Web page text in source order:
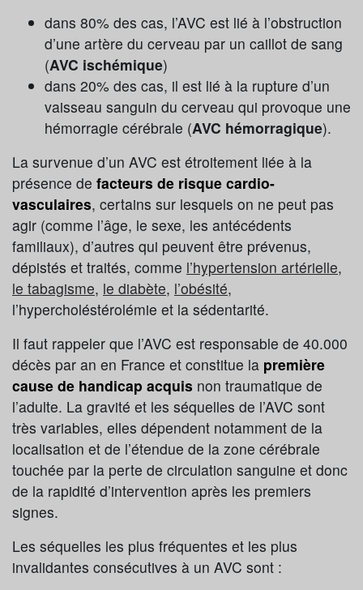
dans 80% des cas, l’AVC est lié à l’obstruction
d’une artère du cerveau par un caillot de sang
(AVC ischémique)
dans 20% des cas, il est lié à la rupture d’un
vaisseau sanguin du cerveau qui provoque une
hémorragie cérébrale (AVC hémorragique).
La survenue d’un AVC est étroitement liée à la
présence de facteurs de risque cardio-
vasculaires, certains sur lesquels on ne peut pas
agir (comme l’âge, le sexe, les antécédents
familiaux), d’autres qui peuvent être prévenus,
dépistés et traités, comme l’hypertension artérielle,
le tabagisme, le diabète, l’obésité,
l’hypercholéstérolémie et la sédentarité.
Il faut rappeler que l’AVC est responsable de 40.000
décès par an en France et constitue la première
cause de handicap acquis non traumatique de
l’adulte. La gravité et les séquelles de l’AVC sont
très variables, elles dépendent notamment de la
localisation et de l’étendue de la zone cérébrale
touchée par la perte de circulation sanguine et donc
de la rapidité d’intervention après les premiers
signes.
Les séquelles les plus fréquentes et les plus
invalidantes consécutives à un AVC sont :